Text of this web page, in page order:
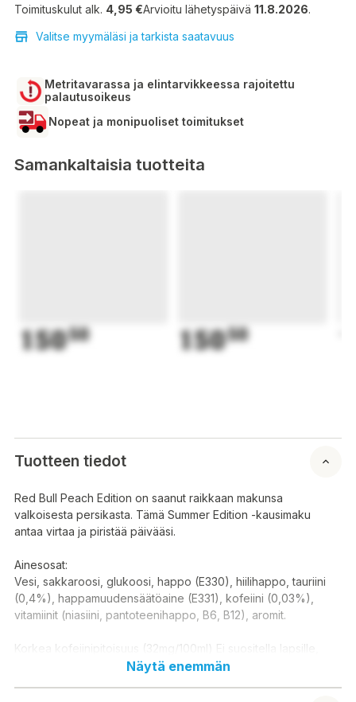
Toimituskulut alk. 4,95 €Arvioitu lähetyspäivä 11.8.2026.
Valitse myymäläsi ja tarkista saatavuus
Metritavarassa ja elintarvikkeessa rajoitettu
palautusoikeus
Nopeat ja monipuoliset toimitukset
Samankaltaisia tuotteita
15050 15050
Tuotteen tiedot
Red Bull Peach Edition on saanut raikkaan makunsa
valkoisesta persikasta. Tämä Summer Edition -kausimaku
antaa virtaa ja piristää päivääsi.
Ainesosat:
Vesi, sakkaroosi, glukoosi, happo (E330), hiilihappo, tauriini
(0,4%), happamuudensäätöaine (E331), kofeiini (0,03%),
vitamiinit (niasiini, pantoteenihappo, B6, B12), aromit.
Korkea kofeiinipitoisuus (32mg/100ml) Ei suositella lapsille,
raskaanaoleville, imettäville tai kofeiiniherkille henkilöille.
Näytä enemmän